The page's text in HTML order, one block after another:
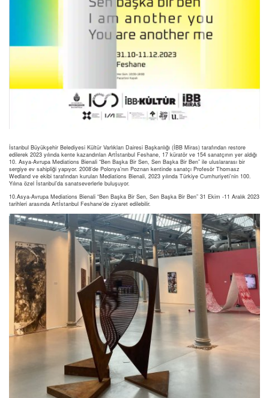
İstanbul Büyükşehir Belediyesi Kültür Varlıkları Dairesi Başkanlığı (İBB Miras) tarafından restore
edilerek 2023 yılında kente kazandırılan Artİstanbul Feshane, 17 küratör ve 154 sanatçının yer aldığı
10. Asya-Avrupa Mediations Bienali “Ben Başka Bir Sen, Sen Başka Bir Ben” ile uluslararası bir
sergiye ev sahipliği yapıyor. 2008’de Polonya’nın Poznan kentinde sanatçı Profesör Thomasz
Wedland ve ekibi tarafından kurulan Mediations Bienali, 2023 yılında Türkiye Cumhuriyeti’nin 100.
Yılına özel İstanbul’da sanatseverlerle buluşuyor.
10.Asya-Avrupa Mediations Bienali “Ben Başka Bir Sen, Sen Başka Bir Ben” 31 Ekim -11 Aralık 2023
tarihleri arasında Artİstanbul Feshane’de ziyaret edilebilir.